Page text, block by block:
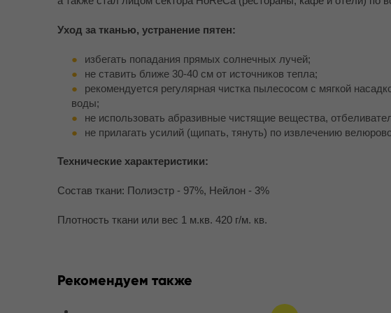
Уход за тканью, устранение пятен:
избегать попадания прямых солнечных лучей;
не ставить ближе 30-40 см от источников тепла;
рекомендуется регулярная чистка пылесосом с мягкой
воды;
не использовать абразивные чистящие вещества,
не прилагать усилий (щипать, тянуть) по извлечению
Технические характеристики:
Состав ткани: Полиэстр - 97%, Нейлон - 3%
Плотность ткани или вес 1 м.кв. 420 г/м. кв.
Рекомендуем также